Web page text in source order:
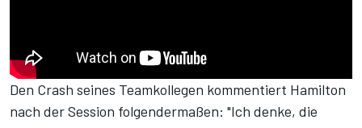
Den Crash seines Teamkollegen kommentiert Hamilton
nach der Session folgendermaßen: "Ich denke, die